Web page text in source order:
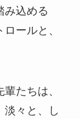
み込める
ールと、
たちは、
淡々と、し